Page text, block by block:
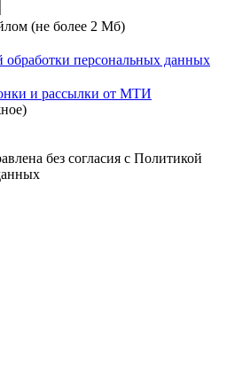
(не более 2 Mб)
обработки персональных данных
и рассылки от МТИ
без согласия с Политикой